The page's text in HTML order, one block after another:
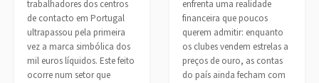
trabalhadores dos centros
de contacto em Portugal
ultrapassou pela primeira
vez a marca simbólica dos
mil euros líquidos. Este feito
ocorre num setor que
enfrenta uma realidade
financeira que poucos
querem admitir: enquanto
os clubes vendem estrelas a
preços de ouro, as contas
do país ainda fecham com